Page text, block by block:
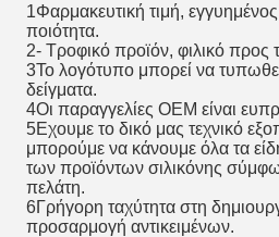
1Φαρμακευτική τιμή,
ποιότητα.
2- Τροφικό προϊόν, φιλικό προς
3Το λογότυπο μπορεί να
δείγματα.
4Οι παραγγελίες OEM είναι
5Εχουμε το δικό μας τεχνικό
μπορούμε να κάνουμε όλα τα
των προϊόντων σιλικόνης
πελάτη.
6Γρήγορη ταχύτητα στη
προσαρμογή αντικειμένων.